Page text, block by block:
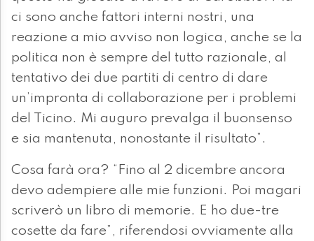
ci sono anche fattori interni nostri, una
reazione a mio avviso non logica, anche se la
politica non è sempre del tutto razionale, al
tentativo dei due partiti di centro di dare
un’impronta di collaborazione per i problemi
del Ticino. Mi auguro prevalga il buonsenso
e sia mantenuta, nonostante il risultato”.
Cosa farà ora? “Fino al 2 dicembre ancora
devo adempiere alle mie funzioni. Poi magari
scriverò un libro di memorie. E ho due-tre
cosette da fare”, riferendosi ovviamente alla